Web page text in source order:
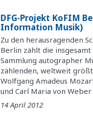
DFG-Projekt KoFIM
Information Musik)
Zu den herausragenden
Berlin zählt die
Sammlung autographer
zählenden, weltweit
Wolfgang Amadeus
und Carl Maria von Weber
14 April 2012